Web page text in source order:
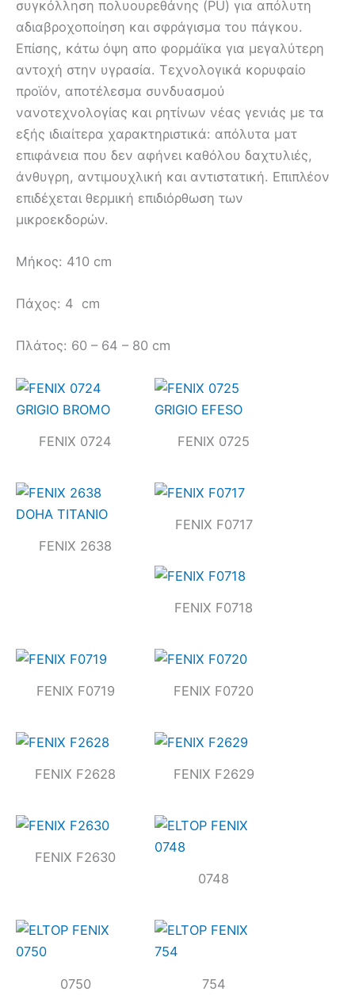
συγκόλληση πολυουρεθάνης (PU) για απόλυτη
αδιαβροχοποίηση και σφράγισμα του πάγκου.
Επίσης, κάτω όψη απο φορμάϊκα για μεγαλύτερη
αντοχή στην υγρασία. Τεχνολογικά κορυφαίο
προϊόν, αποτέλεσμα συνδυασμού
νανοτεχνολογίας και ρητίνων νέας γενιάς με τα
εξής ιδιαίτερα χαρακτηριστικά: απόλυτα ματ
επιφάνεια που δεν αφήνει καθόλου δαχτυλιές,
άνθυγρη, αντιμουχλική και αντιστατική. Επιπλέον
επιδέχεται θερμική επιδιόρθωση των
μικροεκδορών.
Mήκος: 410 cm
Πάχος: 4 cm
Πλάτος: 60 – 64 – 80 cm
FENIX 0724 FENIX 0725
FENIX 2638
FENIX F0717
FENIX F0718
FENIX F0719 FENIX F0720
FENIX F2628 FENIX F2629
FENIX F2630
0748
0750 754